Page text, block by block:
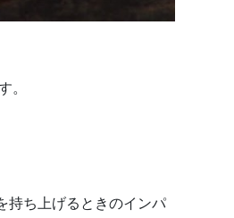
。
持ち上げるときのインパ